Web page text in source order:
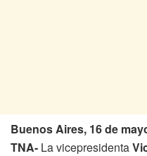
Buenos Aires, 16 de
TNA- La vicepresidenta